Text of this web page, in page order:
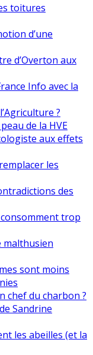
toitures
d’une
d’Overton aux
Info avec la
?
de la HVE
aux effets
les
des
trop
malthusien
sont moins
chef du charbon ?
Sandrine
les abeilles (et la